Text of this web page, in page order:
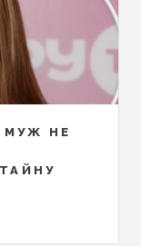
МУЖ НЕ